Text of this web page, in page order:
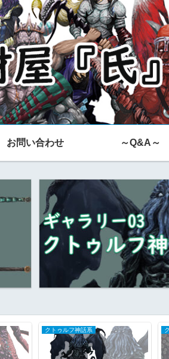
お問い合わせ ～Q&A～
クトゥルフ神話系